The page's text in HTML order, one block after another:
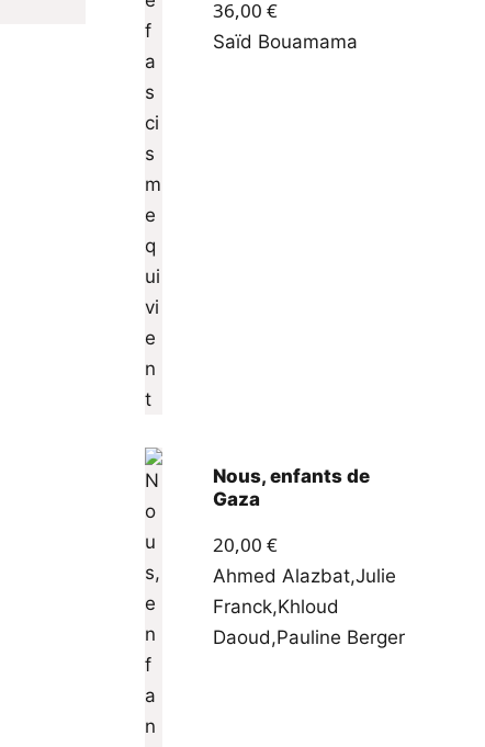
36,00 €
Saïd Bouamama
Nous, enfants de
Gaza
20,00 €
Ahmed Alazbat,Julie
Franck,Khloud
Daoud,Pauline Berger